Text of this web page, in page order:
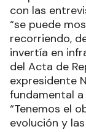
con las
“se puede
recorriendo,
invertía en
del Acta de
expresidente
fundamental
“Tenemos el
evolución y